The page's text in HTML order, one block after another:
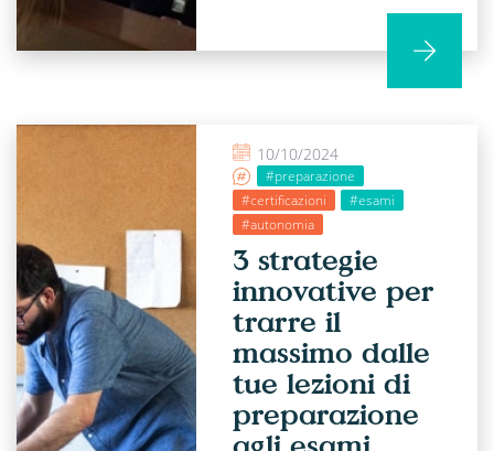
10/10/2024
#preparazione
#certificazioni
#esami
#autonomia
3 strategie
innovative per
trarre il
massimo dalle
tue lezioni di
preparazione